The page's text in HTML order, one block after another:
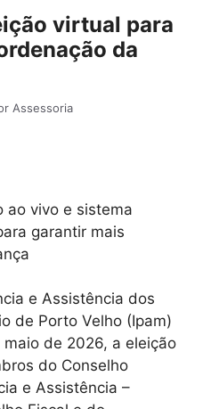
virtual para
da
Assessoria
ao vivo e sistema
garantir mais
e Assistência dos
de Porto Velho (Ipam)
de 2026, a eleição
do Conselho
e Assistência –